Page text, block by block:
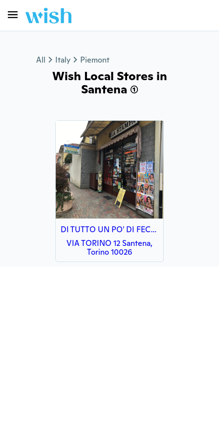
All Italy Piemont
Wish Local Stores in
Santena (1)
DI TUTTO UN PO' DI FECCHIO MARCO
VIA TORINO 12 Santena,
Torino 10026